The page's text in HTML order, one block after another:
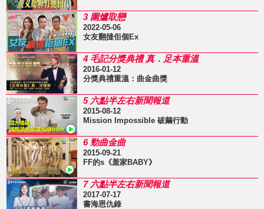
3 圍爐取戀
2022-05-06
女友翻撻佢個Ex
4 毛記分獎典禮 真．足本重溫
2016-01-12
分獎典禮重溫：曲金曲獎
5 六點半左右新聞報道
2015-08-12
Mission Impossible 破繭行動
6 勁曲金曲
2015-09-21
FF的s《羞家BABY》
7 六點半左右新聞報道
2017-07-17
書海恩仇錄